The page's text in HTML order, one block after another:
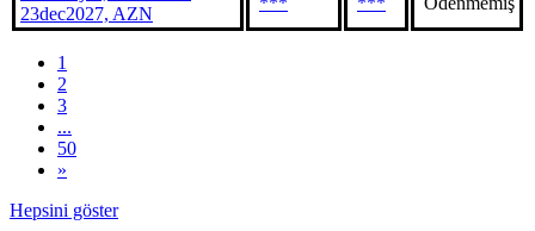
23dec2027, AZN
1
2
3
...
50
»
Hepsini göster